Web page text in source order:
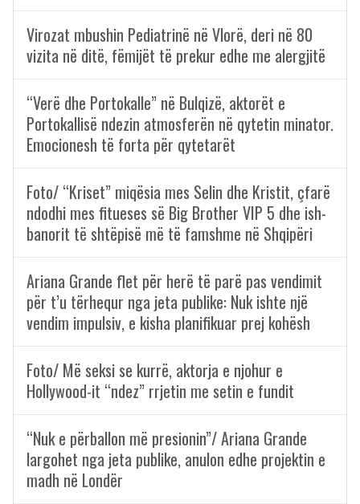
Virozat mbushin Pediatrinë në Vlorë, deri në 80
vizita në ditë, fëmijët të prekur edhe me alergjitë
“Verë dhe Portokalle” në Bulqizë, aktorët e
Portokallisë ndezin atmosferën në qytetin minator.
Emocionesh të forta për qytetarët
Foto/ “Kriset” miqësia mes Selin dhe Kristit, çfarë
ndodhi mes fitueses së Big Brother VIP 5 dhe ish-
banorit të shtëpisë më të famshme në Shqipëri
Ariana Grande flet për herë të parë pas vendimit
për t’u tërhequr nga jeta publike: Nuk ishte një
vendim impulsiv, e kisha planifikuar prej kohësh
Foto/ Më seksi se kurrë, aktorja e njohur e
Hollywood-it “ndez” rrjetin me setin e fundit
“Nuk e përballon më presionin”/ Ariana Grande
largohet nga jeta publike, anulon edhe projektin e
madh në Londër